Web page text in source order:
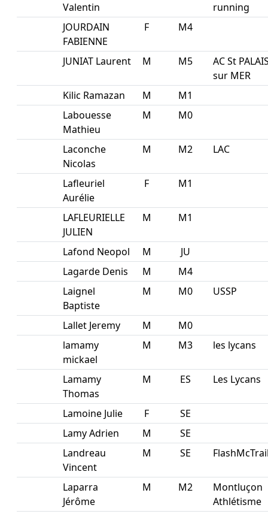
Valentin
running
JOURDAIN
FABIENNE
F M4
JUNIAT Laurent M M5
AC St
sur MER
Kilic Ramazan
M
M1
Labouesse
Mathieu
M M0
Laconche
Nicolas
M M2 LAC
Lafleuriel
Aurélie
F M1
LAFLEURIELLE
JULIEN
M M1
Lafond Neopol M
JU
Lagarde Denis
M
M4
Laignel
Baptiste
M M0 USSP
Lallet Jeremy M
M0
lamamy
mickael
M M3 les lycans
Lamamy
Thomas
M ES Les Lycans
Lamoine Julie F
SE
Lamy Adrien
M
SE
Landreau
Vincent
M SE
Laparra
Jérôme
M M2
Montluçon
Athlétisme